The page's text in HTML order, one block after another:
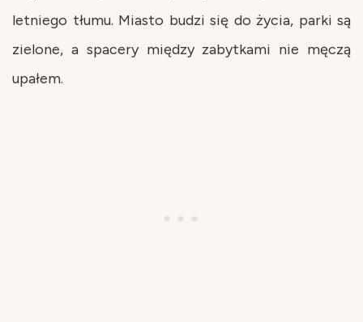
letniego tłumu. Miasto budzi się do życia, parki są
zielone, a spacery między zabytkami nie męczą
upałem.